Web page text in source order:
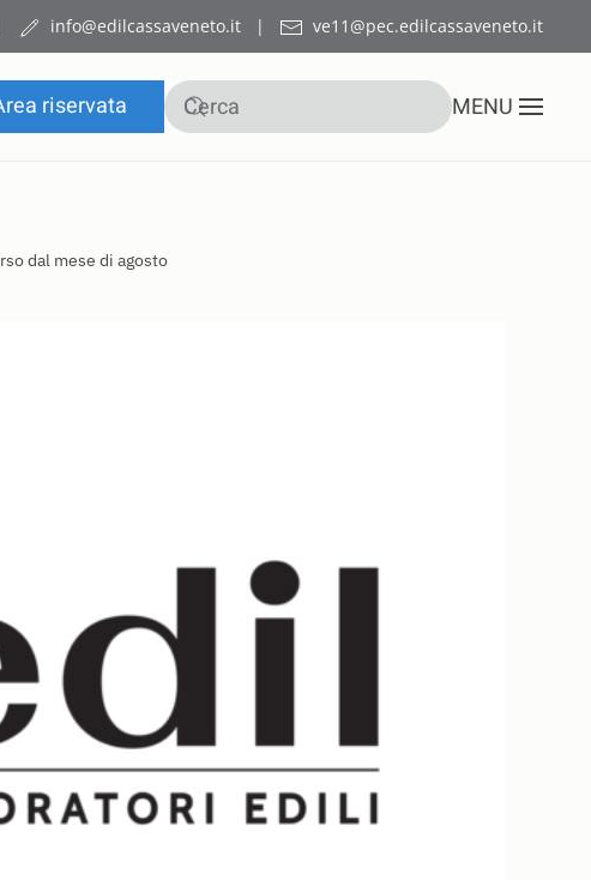
info@edilcassaveneto.it | ve11@pec.edilcassaveneto.it
riservata MENU
dal mese di agosto